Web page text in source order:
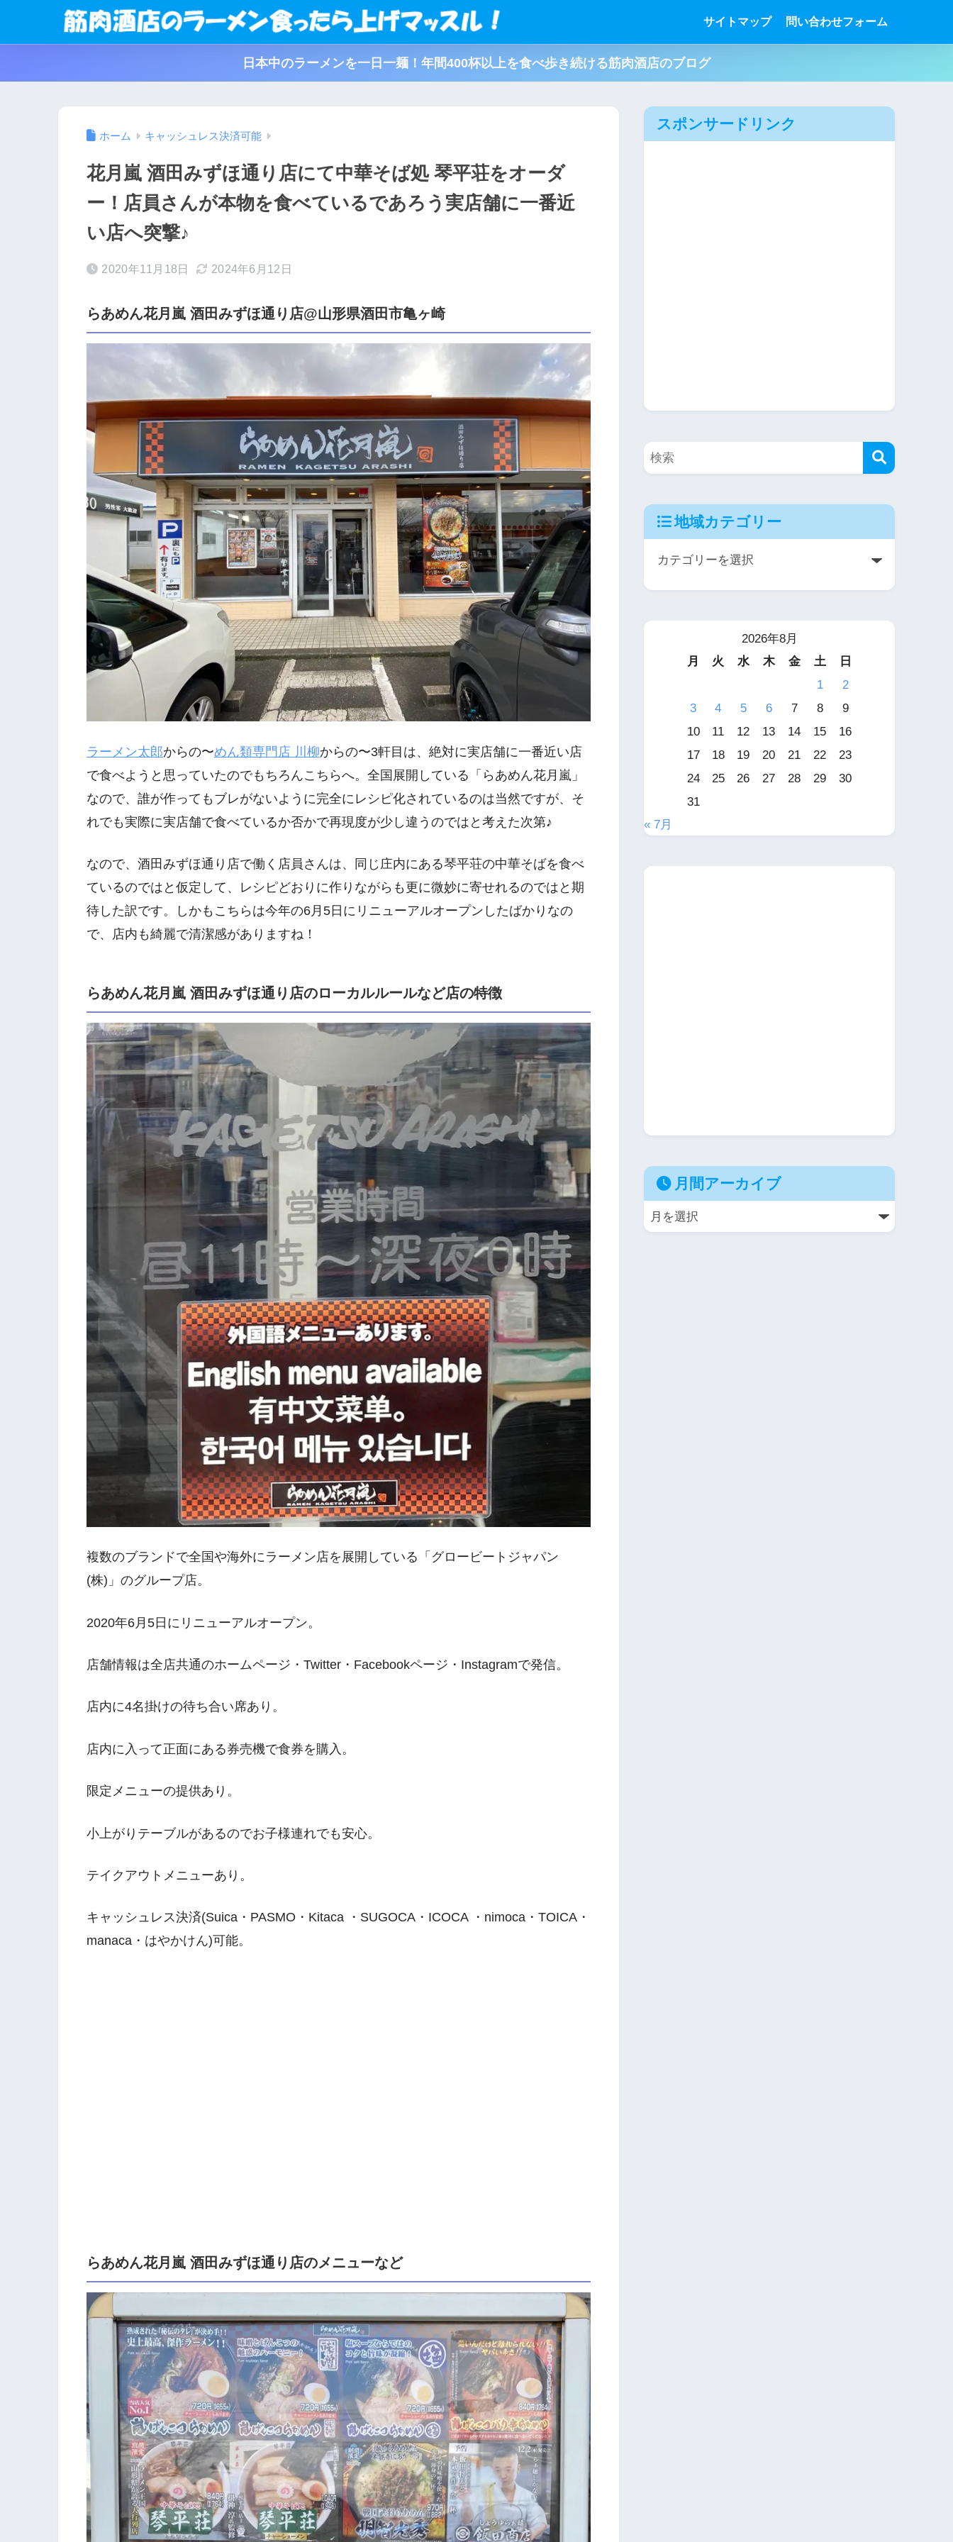
サイトマップ 問い合わせフォーム
日本中のラーメンを一日一麺！年間400杯以上を食べ歩き続ける筋肉酒店のブログ
ホーム キャッシュレス決済可能
花月嵐 酒田みずほ通り店にて中華そば処 琴平荘をオーダ
ー！店員さんが本物を食べているであろう実店舗に一番近
い店へ突撃♪
2020年11月18日 2024年6月12日
らあめん花月嵐 酒田みずほ通り店@山形県酒田市亀ヶ崎
ラーメン太郎からの〜めん類専門店 川柳からの〜3軒目は、絶対に実店舗に一番近い店
で食べようと思っていたのでもちろんこちらへ。全国展開している「らあめん花月嵐」
なので、誰が作ってもブレがないように完全にレシピ化されているのは当然ですが、そ
れでも実際に実店舗で食べているか否かで再現度が少し違うのではと考えた次第♪
なので、酒田みずほ通り店で働く店員さんは、同じ庄内にある琴平荘の中華そばを食べ
ているのではと仮定して、レシピどおりに作りながらも更に微妙に寄せれるのではと期
待した訳です。しかもこちらは今年の6月5日にリニューアルオープンしたばかりなの
で、店内も綺麗で清潔感がありますね！
らあめん花月嵐 酒田みずほ通り店のローカルルールなど店の特徴
複数のブランドで全国や海外にラーメン店を展開している「グロービートジャパン
(株)」のグループ店。
2020年6月5日にリニューアルオープン。
店舗情報は全店共通のホームページ・Twitter・Facebookページ・Instagramで発信。
店内に4名掛けの待ち合い席あり。
店内に入って正面にある券売機で食券を購入。
限定メニューの提供あり。
小上がりテーブルがあるのでお子様連れでも安心。
テイクアウトメニューあり。
キャッシュレス決済(Suica・PASMO・Kitaca ・SUGOCA・ICOCA ・nimoca・TOICA・
manaca・はやかけん)可能。
らあめん花月嵐 酒田みずほ通り店のメニューなど
スポンサードリンク
地域カテゴリー
2026年8月
月
火 水 木 金 土
日
1
2
3
4 5 6 7 8
9
10
11 12 13 14 15
16
17
18 19 20 21 22
23
24
25 26 27 28 29
30
31
« 7月
月間アーカイブ